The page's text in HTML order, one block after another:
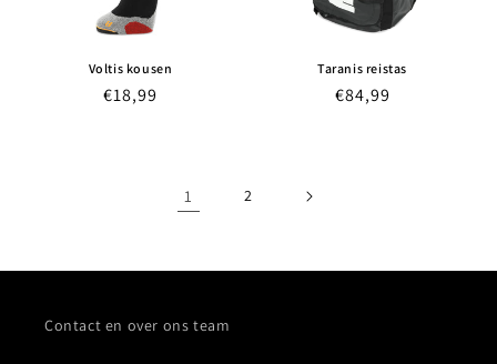
Voltis kousen
Normale
€18,99
Taranis reistas
Normale
€84,99
1 2
Contact en over ons team